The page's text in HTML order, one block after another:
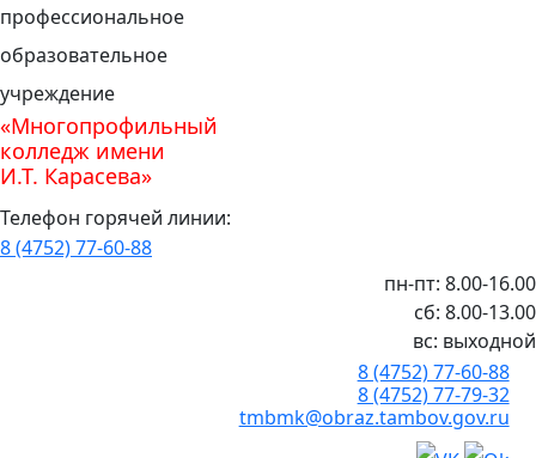
профессиональное
образовательное
учреждение
«Многопрофильный
колледж имени
И.Т. Карасева»
Телефон горячей линии:
8 (4752) 77-60-88
пн-пт: 8.00-16.00
сб: 8.00-13.00
вс: выходной
8 (4752) 77-60-88
8 (4752) 77-79-32
tmbmk@obraz.tambov.gov.ru